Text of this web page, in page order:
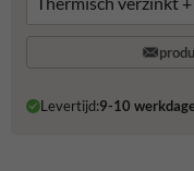
Levertijd:9-10